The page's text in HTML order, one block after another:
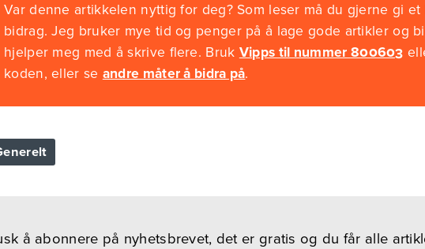
Var denne artikkelen nyttig for deg? Som leser må du gjerne gi et
bidrag. Jeg bruker mye tid og penger på å lage gode artikler og
hjelper meg med å skrive flere. Bruk Vipps til nummer 800603
koden, eller se andre måter å bidra på.
å abonnere på nyhetsbrevet, det er gratis og du får alle